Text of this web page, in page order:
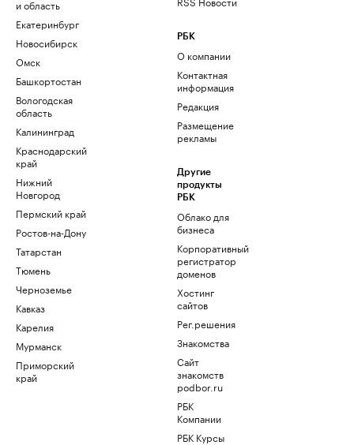
и область
Екатеринбург
Новосибирск
Омск
Башкортостан
Вологодская
область
Калининград
Краснодарский
край
Нижний
Новгород
Пермский край
Ростов-на-Дону
Татарстан
Тюмень
Черноземье
Кавказ
Карелия
Мурманск
Приморский
край
РБК
О компании
Контактная
информация
Редакция
Размещение
рекламы
Другие
продукты
РБК
Облако для
бизнеса
Корпоративный
регистратор
доменов
Хостинг
сайтов
Рег.решения
Знакомства
Сайт
знакомств
podbor.ru
РБК
Компании
РБК Курсы